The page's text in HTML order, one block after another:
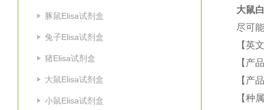
豚鼠Elisa试剂盒
兔子Elisa试剂盒
猪Elisa试剂盒
大鼠Elisa试剂盒
小鼠Elisa试剂盒
大鼠
尽可
【英
【产
【产
【种